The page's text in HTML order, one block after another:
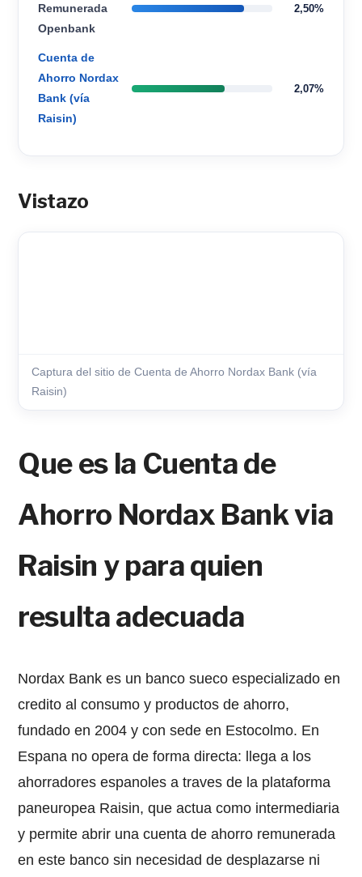
Remunerada
Openbank
2,50%
Cuenta de
Ahorro Nordax
Bank (vía
Raisin)
2,07%
Vistazo
Captura del sitio de Cuenta de Ahorro Nordax Bank (vía
Raisin)
Que es la Cuenta de
Ahorro Nordax Bank via
Raisin y para quien
resulta adecuada
Nordax Bank es un banco sueco especializado en
credito al consumo y productos de ahorro,
fundado en 2004 y con sede en Estocolmo. En
Espana no opera de forma directa: llega a los
ahorradores espanoles a traves de la plataforma
paneuropea Raisin, que actua como intermediaria
y permite abrir una cuenta de ahorro remunerada
en este banco sin necesidad de desplazarse ni